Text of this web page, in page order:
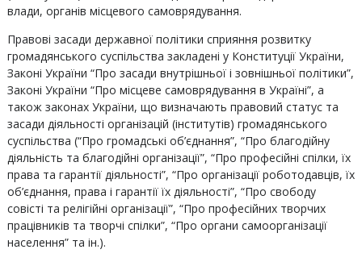
влади, органів місцевого самоврядування.
Правові засади державної політики сприяння розвитку
громадянського суспільства закладені у Конституції України,
Законі України “Про засади внутрішньої і зовнішньої політики”,
Законі України “Про місцеве самоврядування в Україні”, а
також законах України, що визначають правовий статус та
засади діяльності організацій (інститутів) громадянського
суспільства (“Про громадські об’єднання”, “Про благодійну
діяльність та благодійні організації”, “Про професійні спілки, їх
права та гарантії діяльності”, “Про організації роботодавців, їх
об’єднання, права і гарантії їх діяльності”, “Про свободу
совісті та релігійні організації”, “Про професійних творчих
працівників та творчі спілки”, “Про органи самоорганізації
населення” та ін.).